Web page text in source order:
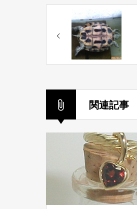
関連記事